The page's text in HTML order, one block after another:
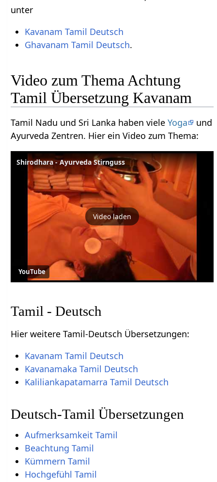
unter
Kavanam Tamil Deutsch
Ghavanam Tamil Deutsch.
Video zum Thema Achtung
Tamil Übersetzung Kavanam
Tamil Nadu und Sri Lanka haben vieleYoga
und
Ayurveda Zentren. Hier ein Video zum Thema:
Shirodhara - Ayurveda Stirnguss
Video laden
YouTube
Tamil - Deutsch
Hier weitere Tamil-Deutsch Übersetzungen:
Kavanam Tamil Deutsch
Kavanamaka Tamil Deutsch
Kaliliankapatamarra Tamil Deutsch
Deutsch-Tamil Übersetzungen
Aufmerksamkeit Tamil
Beachtung Tamil
Kümmern Tamil
Hochgefühl Tamil